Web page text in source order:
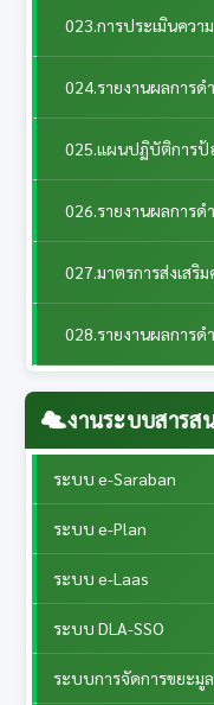
023.การประเมินควา
024.รายงานผลการ
025.แผนปฏิบัติการป้
026.รายงานผลการ
027.มาตรการส่งเสริ
028.รายงานผลการด
งานระบบสารส
ระบบ e-Saraban
ระบบ e-Plan
ระบบ e-Laas
ระบบ DLA-SSO
ระบบการจัดการขยะมู